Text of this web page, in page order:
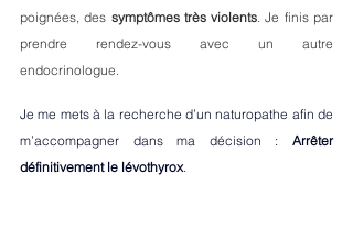
poignées, des symptômes très violents . Je finis par
prendre rendez-vous avec un autre
endocrinologue.
Je me mets à la recherche d’un naturopathe afin de
m’accompagner dans ma décision : Arrêter
définitivement le lévothyrox.